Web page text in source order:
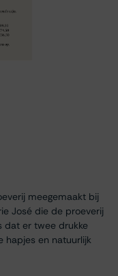
meegemaakt bij
José die de proeverij
dat er twee drukke
hapjes en natuurlijk